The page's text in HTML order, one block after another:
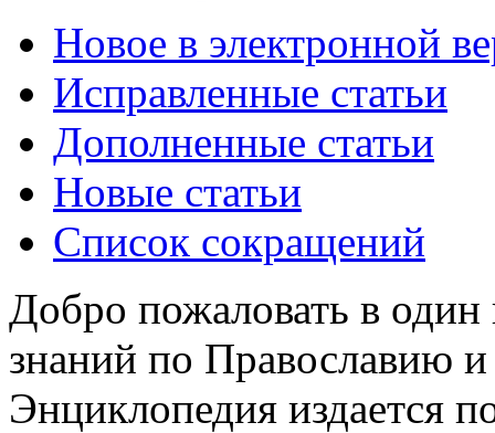
Новое в электронной
Исправленные статьи
Дополненные статьи
Новые статьи
Список сокращений
Добро пожаловать в
знаний по Православию
Энциклопедия издается